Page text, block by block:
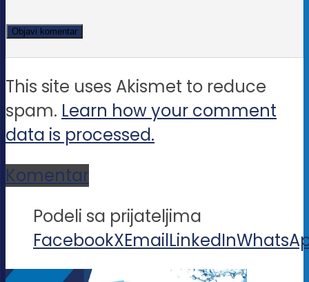
This site uses Akismet to reduce
spam. Learn how your comment
data is processed.
Komentar
Podeli sa prijateljima
FacebookXEmailLinkedIn